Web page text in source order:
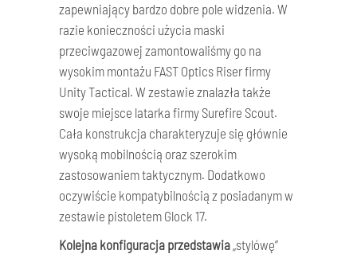
zapewniający bardzo dobre pole widzenia. W
razie konieczności użycia maski
przeciwgazowej zamontowaliśmy go na
wysokim montażu FAST Optics Riser firmy
Unity Tactical. W zestawie znalazła także
swoje miejsce latarka firmy Surefire Scout.
Cała konstrukcja charakteryzuje się głównie
wysoką mobilnością oraz szerokim
zastosowaniem taktycznym. Dodatkowo
oczywiście kompatybilnością z posiadanym w
zestawie pistoletem Glock 17.
Kolejna konfiguracja przedstawia „stylówę”